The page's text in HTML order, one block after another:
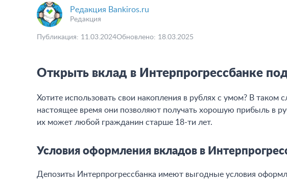
Редакция Bankiros.ru
Редакция
Публикация: 11.03.2024Обновлено: 18.03.2025
Открыть вклад в Интерпрогрессбанке
Хотите использовать свои накопления в рублях с умом? В
настоящее время они позволяют получать хорошую прибыль в
их может любой гражданин старше 18-ти лет.
Условия оформления вкладов в
Депозиты Интерпрогрессбанка имеют выгодные условия